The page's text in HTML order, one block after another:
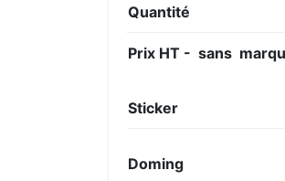
Quantité
Prix HT - sans
Sticker
Doming